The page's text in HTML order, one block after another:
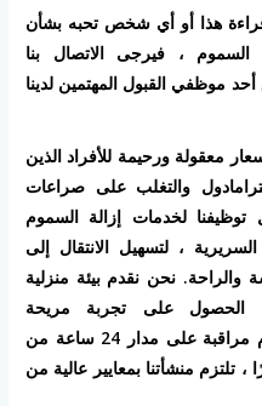
هذا أو أي شخص تحبه بشأن
، فيرجى الاتصال بنا
والتحدث مع أحد موظفي القبول المهتمين لدينا
معقولة ورحيمة للأفراد الذين
والتغلب على صراعات
لخدمات إزالة السموم
، لتسهيل الانتقال إلى
نحن نقدم بيئة منزلية
على تجربة مريحة
للغاية. بالإضافة إلى ذلك ، نحن نقدم مراقبة على مدار 24 ساعة من
منشأتنا بمعايير عالية من